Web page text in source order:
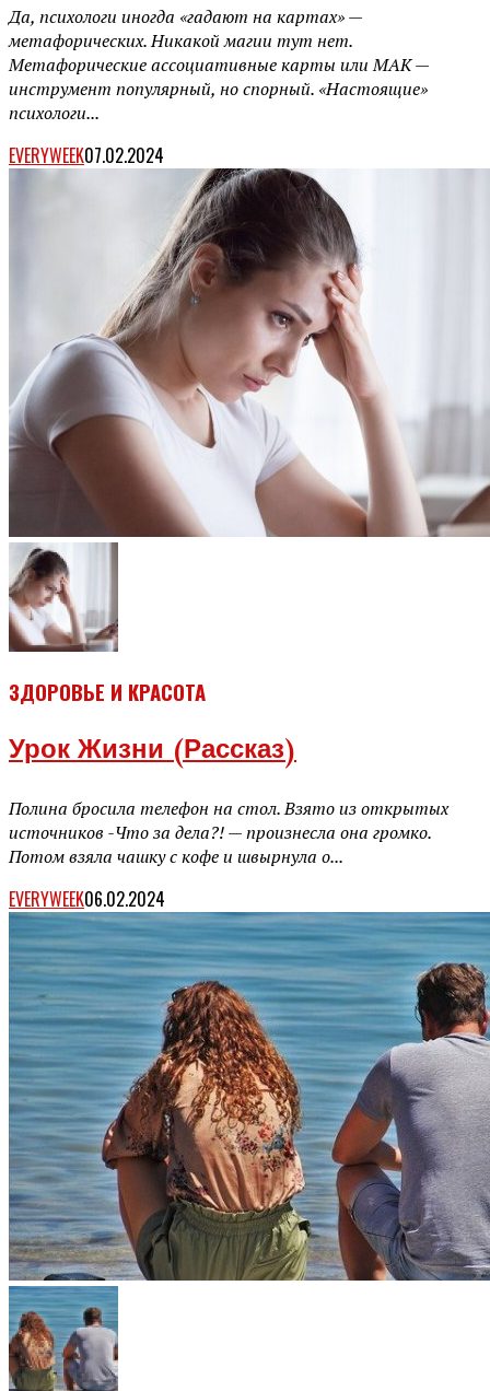
Да, психологи иногда «гадают на картах» —
метафорических. Никакой магии тут нет.
Метафорические ассоциативные карты или МАК —
инструмент популярный, но спорный. «Настоящие»
психологи...
EVERYWEEK07.02.2024
ЗДОРОВЬЕ И КРАСОТА
Урок Жизни (рассказ)
Полина бросила телефон на стол. Взято из открытых
источников -Что за дела?! — произнесла она громко.
Потом взяла чашку с кофе и швырнула о...
EVERYWEEK06.02.2024